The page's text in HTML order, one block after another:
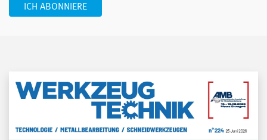
ICH ABONNIERE